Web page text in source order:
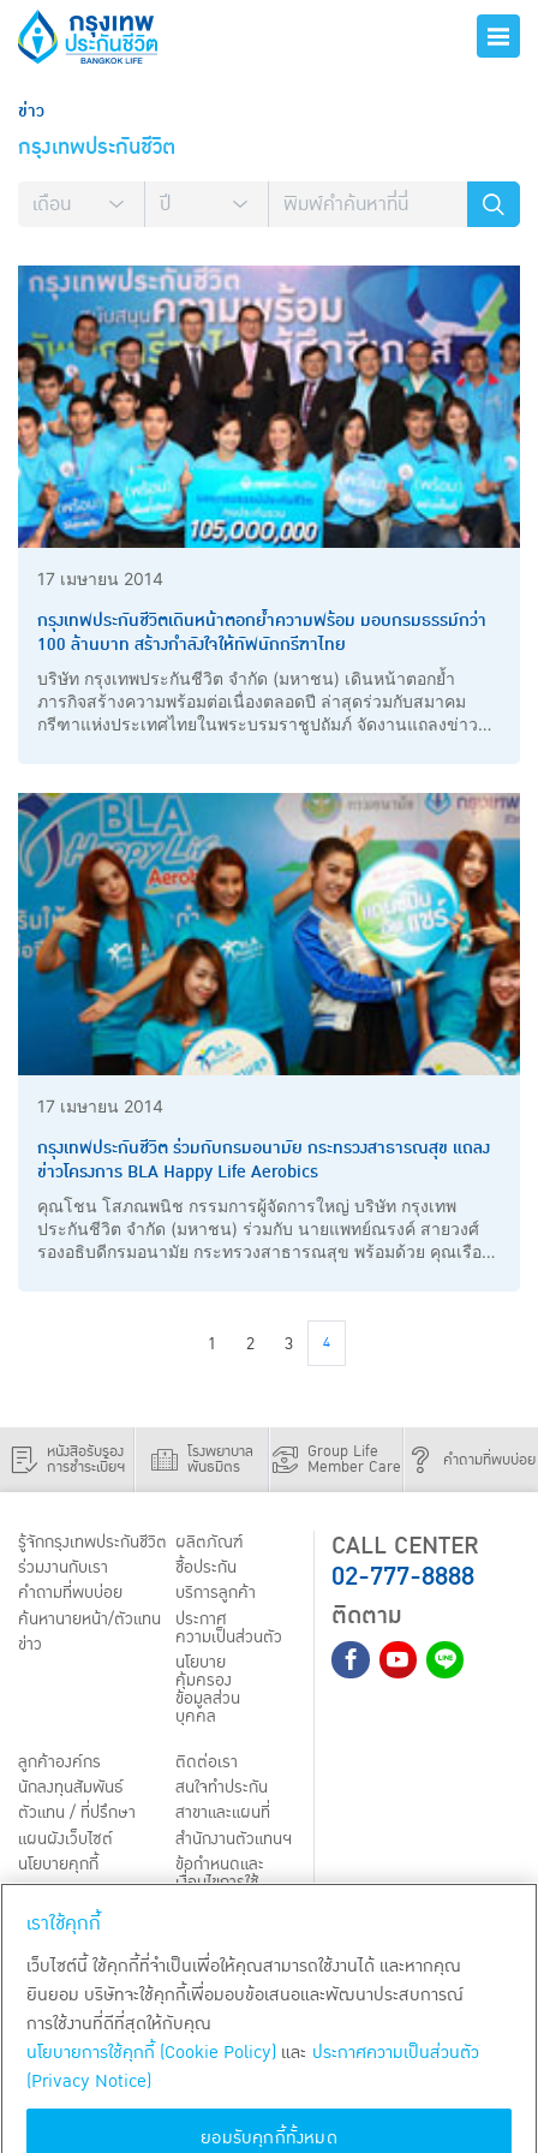
ข่าว
กรุงเทพประกันชีวิต
17 เมษายน 2014
กรุงเทพประกันชีวิตเดินหน้าตอกย้ำความพร้อม มอบกรมธรรม์กว่า
100 ล้านบาท สร้างกำลังใจให้ทัพนักกรีฑาไทย
บริษัท กรุงเทพประกันชีวิต จำกัด (มหาชน) เดินหน้าตอกย้ำ
ภารกิจสร้างความพร้อมต่อเนื่องตลอดปี ล่าสุดร่วมกับสมาคม
กรีฑาแห่งประเทศไทยในพระบรมราชูปถัมภ์ จัดงานแถลงข่าว
17 เมษายน 2014
กรุงเทพประกันชีวิต ร่วมกับกรมอนามัย กระทรวงสาธารณสุข แถลง
ข่าวโครงการ BLA Happy Life Aerobics
คุณโชน โสภณพนิช กรรมการผู้จัดการใหญ่ บริษัท กรุงเทพ
ประกันชีวิต จำกัด (มหาชน) ร่วมกับ นายแพทย์ณรงค์ สายวงศ์
รองอธิบดีกรมอนามัย กระทรวงสาธารณสุข พร้อมด้วย คุณเรือง
1 2 3 4
หนังสือรับรอง
การชำระเบี้ยฯ
โรงพยาบาล
พันธมิตร
Group Life
Member Care คำถามที่พบบ่อย
รู้จักกรุงเทพประกันชีวิต
ร่วมงานกับเรา
คำถามที่พบบ่อย
ค้นหานายหน้า/ตัวแทน
ข่าว
ผลิตภัณฑ์
ชื้อประกัน
บริการลูกค้า
ประกาศ
ความเป็นส่วนตัว
นโยบาย
คุ้มครอง
ข้อมูลส่วน
บุคคล
ลูกค้าองค์กร
นักลงทุนสัมพันธ์
ตัวแทน / ที่ปรึกษา
แผนผังเว็บไซต์
นโยบายคุกกี้
Third-Party Notices
ติดต่อเรา
สนใจทำประกัน
สาขาและแผนที่
สำนักงานตัวแทนฯ
ข้อกำหนดและ
เงื่อนไขการใช้
CALL CENTER
02-777-8888
ติดตาม
TH EN
สงวนลิขสิทธิ์ พ.ศ.2569
เราใช้คุกกี้
เว็บไซต์นี้ ใช้คุกกี้ที่จำเป็นเพื่อให้คุณสามารถใช้งานได้ และหากคุณ
ยินยอม บริษัทจะใช้คุกกี้เพื่อมอบข้อเสนอและพัฒนาประสบการณ์
การใช้งานที่ดีที่สุดให้กับคุณ
นโยบายการใช้คุกกี้ (Cookie Policy) และ ประกาศความเป็นส่วนตัว
(Privacy Notice)
ยอมรับคุกกี้ทั้งหมด